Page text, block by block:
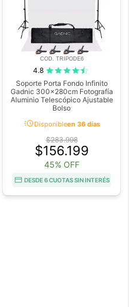
COD. TRIPODE6
4.8
Soporte Porta Fondo Infinito
Gadnic 300x280cm Fotografía
Aluminio Telescópico Ajustable
Bolso
acuteDisponibleen 36 días
$283.998
$156.199
45% OFF
DESDE 6 CUOTAS SIN INTERÉS